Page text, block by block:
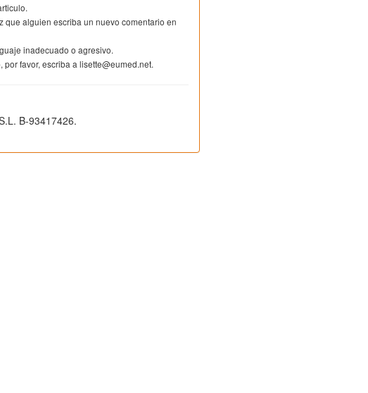
que alguien escriba un nuevo comentario en
inadecuado o agresivo.
favor, escriba a lisette@eumed.net.
B-93417426.